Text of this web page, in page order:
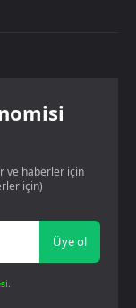
ve haberler için
için)
Üye ol
.